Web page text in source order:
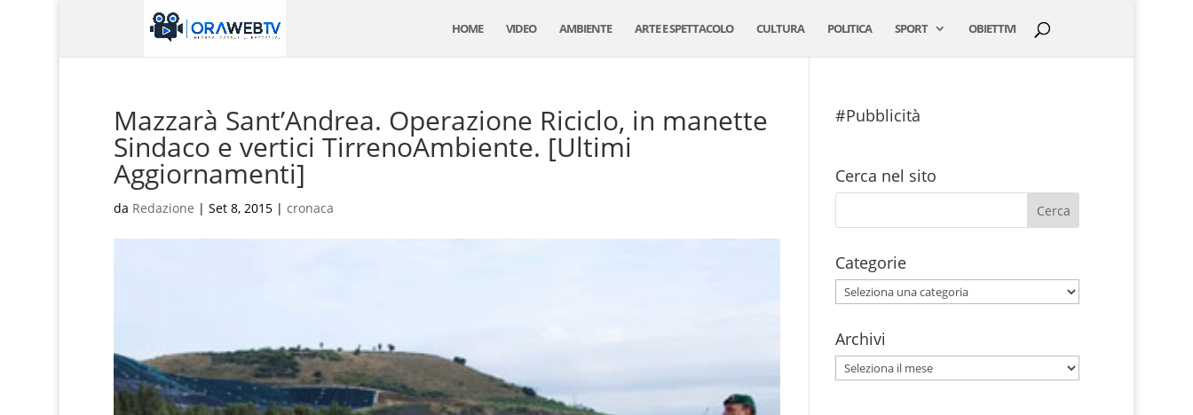
HOME VIDEO AMBIENTE ARTE E SPETTACOLO CULTURA POLITICA SPORT OBIETTIVI
Mazzarà Sant’Andrea. Operazione Riciclo, in manette
Sindaco e vertici TirrenoAmbiente. [Ultimi
Aggiornamenti]
da Redazione | Set 8, 2015| cronaca
#Pubblicità
Cerca nel sito
Categorie
Categorie
Archivi
Archivi